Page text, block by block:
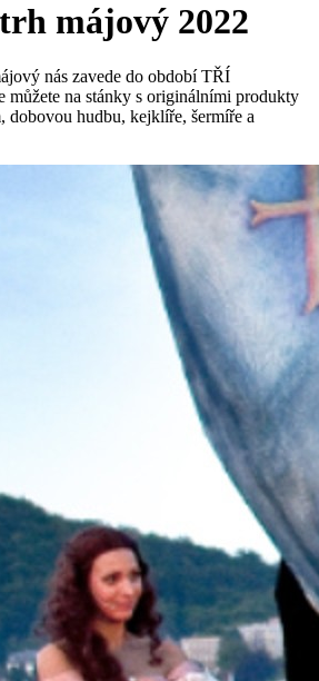
májový 2022
nás zavede do období TŘÍ
na stánky s originálními produkty
dobovou hudbu, kejklíře, šermíře a